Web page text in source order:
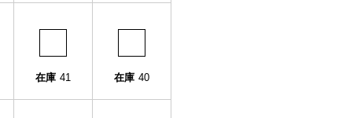
在庫 41 在庫 40